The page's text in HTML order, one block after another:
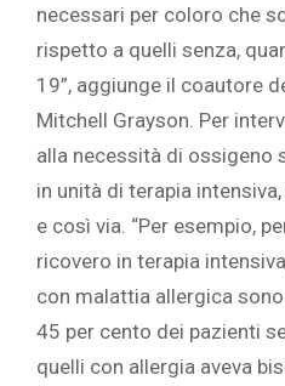
necessari per coloro che
rispetto a quelli senza,
19”, aggiunge il coautore
Mitchell Grayson. Per
alla necessità di ossigeno
in unità di terapia
e così via. “Per esempio,
ricovero in terapia
con malattia allergica
45 per cento dei pazienti
quelli con allergia aveva